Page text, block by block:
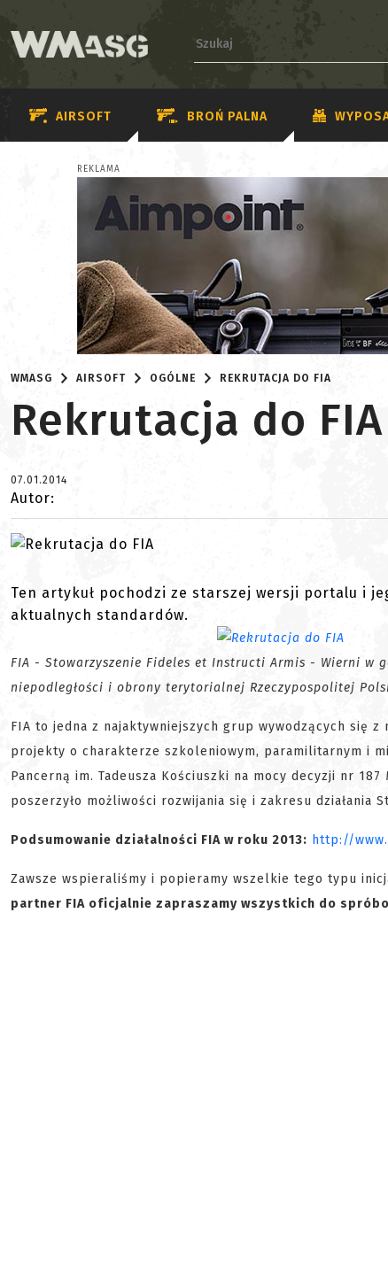
AIRSOFT BROŃ PALNA
REKLAMA
WMASG AIRSOFT OGÓLNE REKRUTACJA DO FIA
Rekrutacja do FIA
07.01.2014
Autor:
Ten artykuł pochodzi ze starszej wersji portalu i
aktualnych standardów.
FIA - Stowarzyszenie Fideles et Instructi Armis - Wierni w
niepodległości i obrony terytorialnej Rzeczypospolitej
FIA to jedna z najaktywniejszych grup wywodzących się
projekty o charakterze szkoleniowym, paramilitarnym i
Pancerną im. Tadeusza Kościuszki na mocy decyzji nr
poszerzyło możliwości rozwijania się i zakresu działania
Podsumowanie działalności FIA w roku 2013: http://
Zawsze wspieraliśmy i popieramy wszelkie tego typu
partner FIA oficjalnie zapraszamy wszystkich do